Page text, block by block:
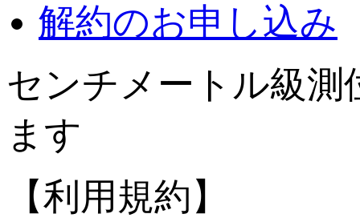
解約のお申し込み
センチメートル級
ます
【利用規約】